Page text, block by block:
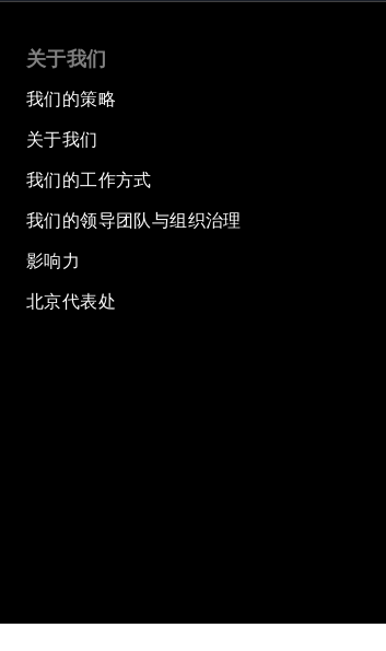
关于我们
我们的策略
关于我们
我们的工作方式
我们的领导团队与组织治理
影响力
北京代表处